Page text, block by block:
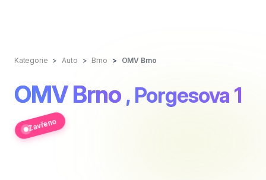
Kategorie Auto Brno OMV Brno
OMV Brno , Porgesova 1
Zavřeno